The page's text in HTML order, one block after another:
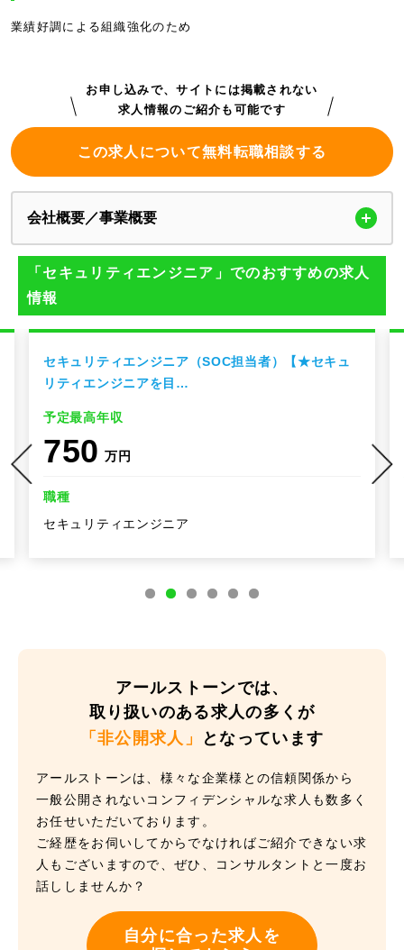
業績好調による組織強化のため
お申し込みで、サイトには掲載されない
求人情報のご紹介も可能です
この求人について無料転職相談する
会社概要／事業概要
「セキュリティエンジニア」でのおすすめの求人
情報
セキュリティエンジニア（SOC担当者）【★セキュ
リティエンジニアを目…
予定最高年収
750 万円
職種
セキュリティエンジニア
アールストーンでは、
取り扱いのある求人の多くが
「非公開求人」
となっています
アールストーンは、様々な企業様との信頼関係から
一般公開されないコンフィデンシャルな求人も数多く
お任せいただいております。
ご経歴をお伺いしてからでなければご紹介できない求
人もございますので、ぜひ、コンサルタントと一度お
話ししませんか？
自分に合った求人を